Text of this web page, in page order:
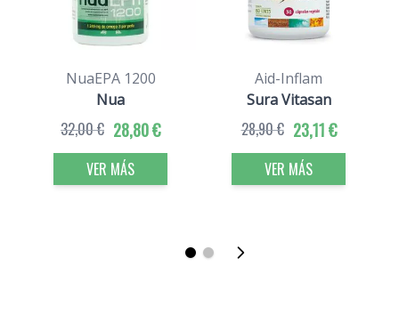
NuaEPA 1200
Nua
28,80 €
32,00 €
VER MÁS
Aid-Inflam
Sura Vitasan
23,11 €
28,90 €
VER MÁS